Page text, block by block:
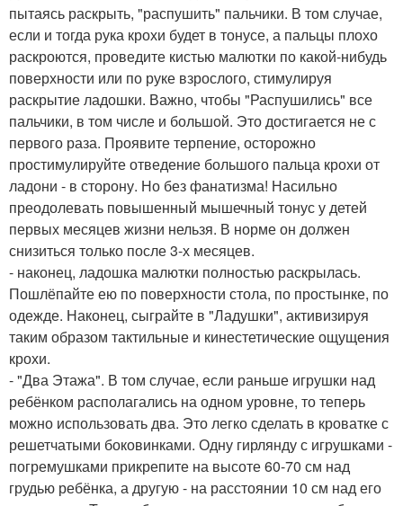
пытаясь раскрыть, "распушить" пальчики. В том случае,
если и тогда рука крохи будет в тонусе, а пальцы плохо
раскроются, проведите кистью малютки по какой-нибудь
поверхности или по руке взрослого, стимулируя
раскрытие ладошки. Важно, чтобы "Распушились" все
пальчики, в том числе и большой. Это достигается не с
первого раза. Проявите терпение, осторожно
простимулируйте отведение большого пальца крохи от
ладони - в сторону. Но без фанатизма! Насильно
преодолевать повышенный мышечный тонус у детей
первых месяцев жизни нельзя. В норме он должен
снизиться только после 3-х месяцев.
- наконец, ладошка малютки полностью раскрылась.
Пошлёпайте ею по поверхности стола, по простынке, по
одежде. Наконец, сыграйте в "Ладушки", активизируя
таким образом тактильные и кинестетические ощущения
крохи.
- "Два Этажа". В том случае, если раньше игрушки над
ребёнком располагались на одном уровне, то теперь
можно использовать два. Это легко сделать в кроватке с
решетчатыми боковинками. Одну гирлянду с игрушками -
погремушками прикрепите на высоте 60-70 см над
грудью ребёнка, а другую - на расстоянии 10 см над его